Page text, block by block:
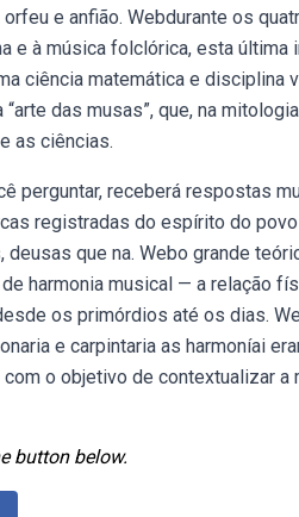
e anfião. Webdurante os
e à música folclórica, esta última
ciência matemática e disciplina
das musas”, que, na
as ciências.
perguntar, receberá respostas
registradas do espírito do
que na. Webo grande
harmonia musical — a relação
os primórdios até os dias.
e carpintaria as harmoníai
o objetivo de contextualizar a
button below.